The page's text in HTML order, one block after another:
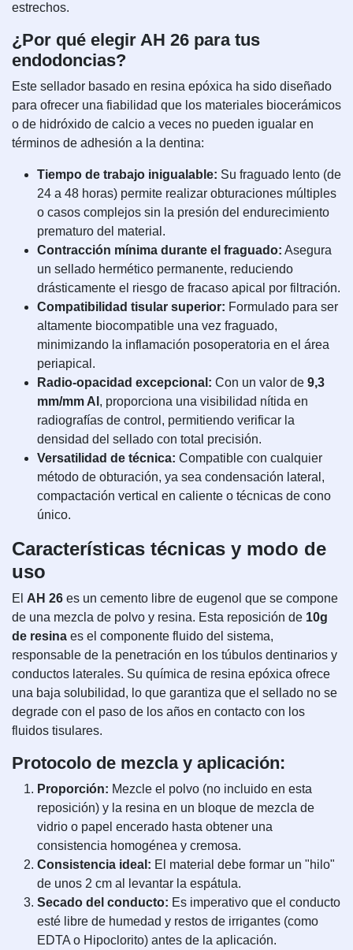
estrechos.
¿Por qué elegir AH 26 para tus
endodoncias?
Este sellador basado en resina epóxica ha sido diseñado
para ofrecer una fiabilidad que los materiales biocerámicos
o de hidróxido de calcio a veces no pueden igualar en
términos de adhesión a la dentina:
Tiempo de trabajo inigualable: Su fraguado lento (de
24 a 48 horas) permite realizar obturaciones múltiples
o casos complejos sin la presión del endurecimiento
prematuro del material.
Contracción mínima durante el fraguado: Asegura
un sellado hermético permanente, reduciendo
drásticamente el riesgo de fracaso apical por filtración.
Compatibilidad tisular superior: Formulado para ser
altamente biocompatible una vez fraguado,
minimizando la inflamación posoperatoria en el área
periapical.
Radio-opacidad excepcional: Con un valor de 9,3
mm/mm Al , proporciona una visibilidad nítida en
radiografías de control, permitiendo verificar la
densidad del sellado con total precisión.
Versatilidad de técnica: Compatible con cualquier
método de obturación, ya sea condensación lateral,
compactación vertical en caliente o técnicas de cono
único.
Características técnicas y modo de
uso
El AH 26 es un cemento libre de eugenol que se compone
de una mezcla de polvo y resina. Esta reposición de 10g
de resina es el componente fluido del sistema,
responsable de la penetración en los túbulos dentinarios y
conductos laterales. Su química de resina epóxica ofrece
una baja solubilidad, lo que garantiza que el sellado no se
degrade con el paso de los años en contacto con los
fluidos tisulares.
Protocolo de mezcla y aplicación:
Proporción: Mezcle el polvo (no incluido en esta
reposición) y la resina en un bloque de mezcla de
vidrio o papel encerado hasta obtener una
consistencia homogénea y cremosa.
Consistencia ideal: El material debe formar un "hilo"
de unos 2 cm al levantar la espátula.
Secado del conducto: Es imperativo que el conducto
esté libre de humedad y restos de irrigantes (como
EDTA o Hipoclorito) antes de la aplicación.